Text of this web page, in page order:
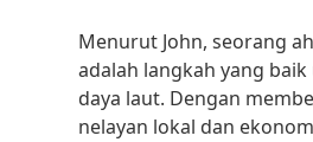
Menurut John, seorang
adalah langkah yang
daya laut. Dengan
nelayan lokal dan